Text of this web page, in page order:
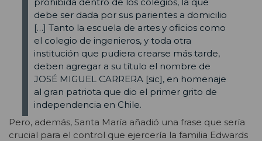
debe ser dada por sus parientes a domicilio
[…] Tanto la escuela de artes y oficios como
el colegio de ingenieros, y toda otra
institución que pudiera crearse más tarde,
deben agregar a su título el nombre de
JOSÉ MIGUEL CARRERA [sic], en homenaje
al gran patriota que dio el primer grito de
independencia en Chile.
Pero, además, Santa María añadió una frase que sería
crucial para el control que ejercería la familia Edwards